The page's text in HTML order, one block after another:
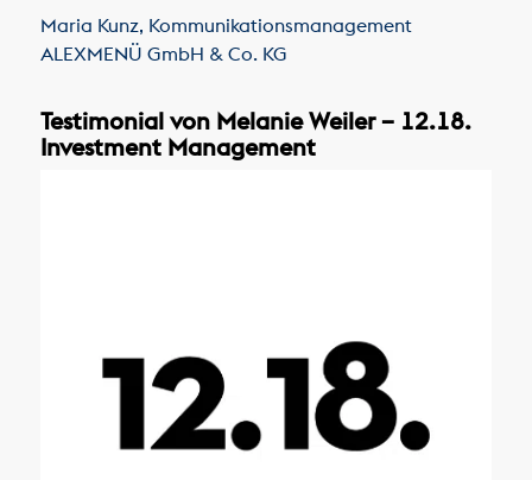
Maria Kunz, Kommunikationsmanagement
ALEXMENÜ GmbH & Co. KG
Testimonial von Melanie Weiler – 12.18.
Investment Management